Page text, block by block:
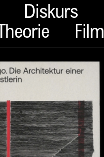
Diskurs
Theorie Film